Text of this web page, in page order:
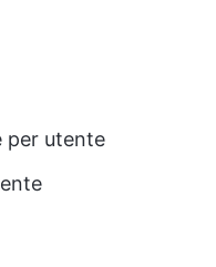
per utente